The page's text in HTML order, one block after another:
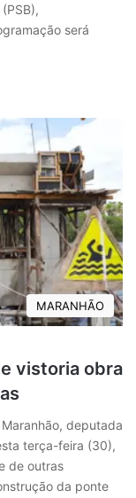
será
MARANHÃO
vistoria obra
deputada
terça-feira (30),
de outras
da ponte